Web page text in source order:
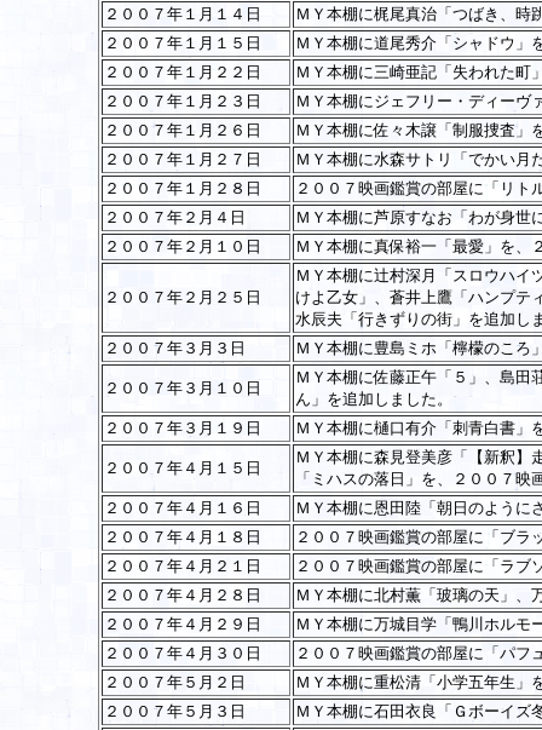
２００７年１月１４日
ＭＹ本棚に梶尾真治「つばき、時
２００７年１月１５日
ＭＹ本棚に道尾秀介「シャドウ」
２００７年１月２２日
ＭＹ本棚に三崎亜記「失われた町
２００７年１月２３日
ＭＹ本棚にジェフリー・ディーヴ
２００７年１月２６日
ＭＹ本棚に佐々木譲「制服捜査」
２００７年１月２７日
ＭＹ本棚に水森サトリ「でかい月
２００７年１月２８日
２００７映画鑑賞の部屋に「リト
２００７年２月４日
ＭＹ本棚に芦原すなお「わが身世
２００７年２月１０日
ＭＹ本棚に真保裕一「最愛」を、
２００７年２月２５日
ＭＹ本棚に辻村深月「スロウハイ
けよ乙女」、蒼井上鷹「ハンプ
水辰夫「行きずりの街」を追加し
２００７年３月３日
ＭＹ本棚に豊島ミホ「檸檬のころ
２００７年３月１０日
ＭＹ本棚に佐藤正午「５」、島田
ん」を追加しました。
２００７年３月１９日
ＭＹ本棚に樋口有介「刺青白書」
２００７年４月１５日
ＭＹ本棚に森見登美彦「【新釈】
「ミハスの落日」を、２００７
２００７年４月１６日
ＭＹ本棚に恩田陸「朝日のように
２００７年４月１８日
２００７映画鑑賞の部屋に「ブラ
２００７年４月２１日
２００７映画鑑賞の部屋に「ラブ
２００７年４月２８日
ＭＹ本棚に北村薫「玻璃の天」、
２００７年４月２９日
ＭＹ本棚に万城目学「鴨川ホルモ
２００７年４月３０日
２００７映画鑑賞の部屋に「パフ
２００７年５月２日
ＭＹ本棚に重松清「小学五年生」
２００７年５月３日
ＭＹ本棚に石田衣良「Ｇボーイズ